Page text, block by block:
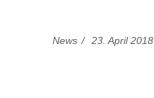
News 23. April 2018